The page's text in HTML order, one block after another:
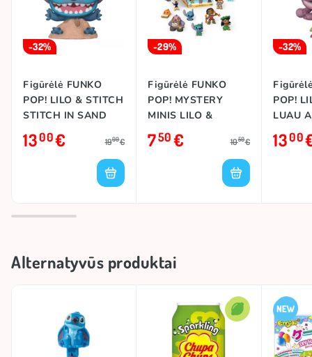
-32%
Figūrėlė FUNKO
POP! LILO & STITCH
STITCH IN SAND
(1566)
1300€ 1900€
-29%
Figūrėlė FUNKO
POP! MYSTERY
MINIS LILO &
STITCH
750€ 1050€
-32%
POP!
LUAU
1300
Alternatyvūs produktai